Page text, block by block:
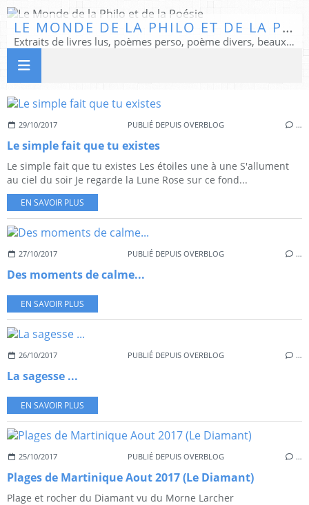
LE MONDE DE LA PHILO ET DE LA POÉSIE
Extraits de livres lus, poèmes perso, poème divers, beaux textes...
29/10/2017 PUBLIÉ DEPUIS OVERBLOG …
Le simple fait que tu existes
Le simple fait que tu existes Les étoiles une à une S'allument
au ciel du soir Je regarde la Lune Rose sur ce fond...
EN SAVOIR PLUS
27/10/2017 PUBLIÉ DEPUIS OVERBLOG …
Des moments de calme...
EN SAVOIR PLUS
26/10/2017 PUBLIÉ DEPUIS OVERBLOG …
La sagesse ...
EN SAVOIR PLUS
25/10/2017 PUBLIÉ DEPUIS OVERBLOG …
Plages de Martinique Aout 2017 (Le Diamant)
Plage et rocher du Diamant vu du Morne Larcher